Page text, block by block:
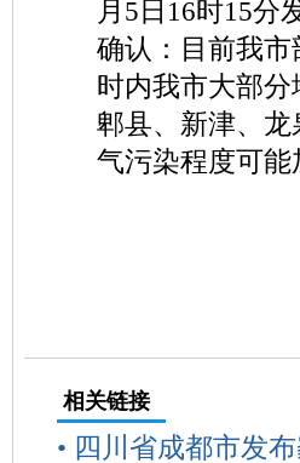
月5日16时15分
确认：目前我
时内我市大部
郫县、新津、
气污染程度可能
相关链接
• 四川省成都市发